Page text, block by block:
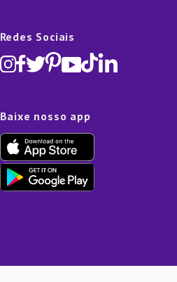
Redes Sociais
Baixe nosso app